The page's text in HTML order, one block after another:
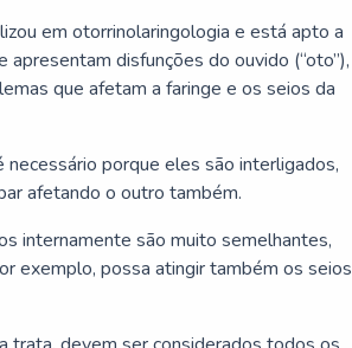
em otorrinolaringologia e está apto a
disfunções do ouvido (“oto”),
que afetam a faringe e os seios da
porque eles são interligados,
afetando o outro também.
internamente são muito semelhantes,
exemplo, possa atingir também os seios